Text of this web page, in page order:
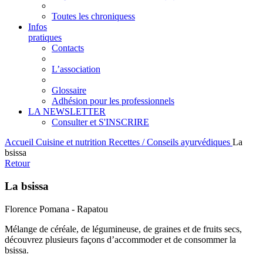
Toutes les chroniquess
Infos
pratiques
Contacts
L’association
Glossaire
Adhésion pour les professionnels
LA NEWSLETTER
Consulter et S'INSCRIRE
Accueil Cuisine et nutrition Recettes / Conseils ayurvédiques La
bsissa
Retour
La bsissa
Florence Pomana - Rapatou
Mélange de céréale, de légumineuse, de graines et de fruits secs,
découvrez plusieurs façons d’accommoder et de consommer la
bsissa.